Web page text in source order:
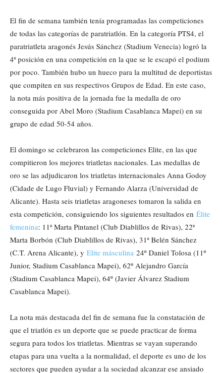
El fin de semana también tenía programadas las competiciones
de todas las categorías de paratriatlón. En la categoría PTS4, el
paratriatleta aragonés Jesús Sánchez (Stadium Venecia) logró la
4ª posición en una competición en la que se le escapó el podium
por poco. También hubo un hueco para la multitud de deportistas
que compiten en sus respectivos Grupos de Edad. En este caso,
la nota más positiva de la jornada fue la medalla de oro
conseguida por Abel Moro (Stadium Casablanca Mapei) en su
grupo de edad 50-54 años.
El domingo se celebraron las competiciones Elite, en las que
compitieron los mejores triatletas nacionales. Las medallas de
oro se las adjudicaron los triatletas internacionales Anna Godoy
(Cidade de Lugo Fluvial) y Fernando Alarza (Universidad de
Alicante). Hasta seis triatletas aragoneses tomaron la salida en
esta competición, consiguiendo los siguientes resultados en Élite
femenina: 11ª Marta Pintanel (Club Diablillos de Rivas), 22ª
Marta Borbón (Club Diablillos de Rivas), 31ª Belén Sánchez
(C.T. Arena Alicante), y Elite másculina 24º Daniel Tolosa (11º
Junior, Stadium Casablanca Mapei), 62º Alejandro García
(Stadium Casablanca Mapei), 64º (Javier Álvarez Stadium
Casablanca Mapei).
La nota más destacada del fin de semana fue la constatación de
que el triatlón es un deporte que se puede practicar de forma
segura para todos los triatletas. Mientras se vayan superando
etapas para una vuelta a la normalidad, el deporte es uno de los
sectores que pueden ayudar a la sociedad alcanzar ese ansiado